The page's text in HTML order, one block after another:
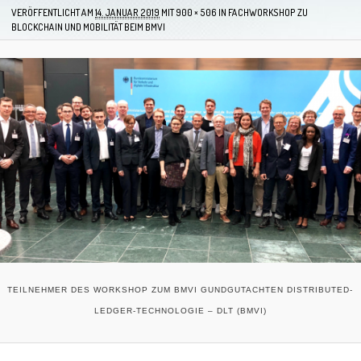
VERÖFFENTLICHT AM 14. JANUAR 2019 MIT900 × 506 IN FACHWORKSHOP ZU
BLOCKCHAIN UND MOBILITÄT BEIM BMVI
TEILNEHMER DES WORKSHOP ZUM BMVI GUNDGUTACHTEN DISTRIBUTED-
LEDGER-TECHNOLOGIE – DLT (BMVI)